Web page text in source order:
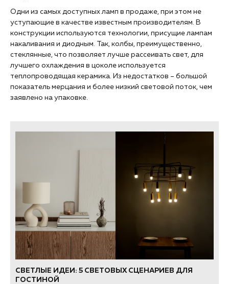
Одни из самых доступных ламп в продаже, при этом не
уступающие в качестве известным производителям. В
конструкции используются технологии, присущие лампам
накаливания и диодным. Так, колбы, преимущественно,
стеклянные, что позволяет лучше рассеивать свет, для
лучшего охлаждения в цоколе используется
теплопроводящая керамика. Из недостатков – большой
показатель мерцания и более низкий световой поток, чем
заявлено на упаковке.
СВЕТЛЫЕ ИДЕИ: 5 СВЕТОВЫХ СЦЕНАРИЕВ ДЛЯ
ГОСТИНОЙ